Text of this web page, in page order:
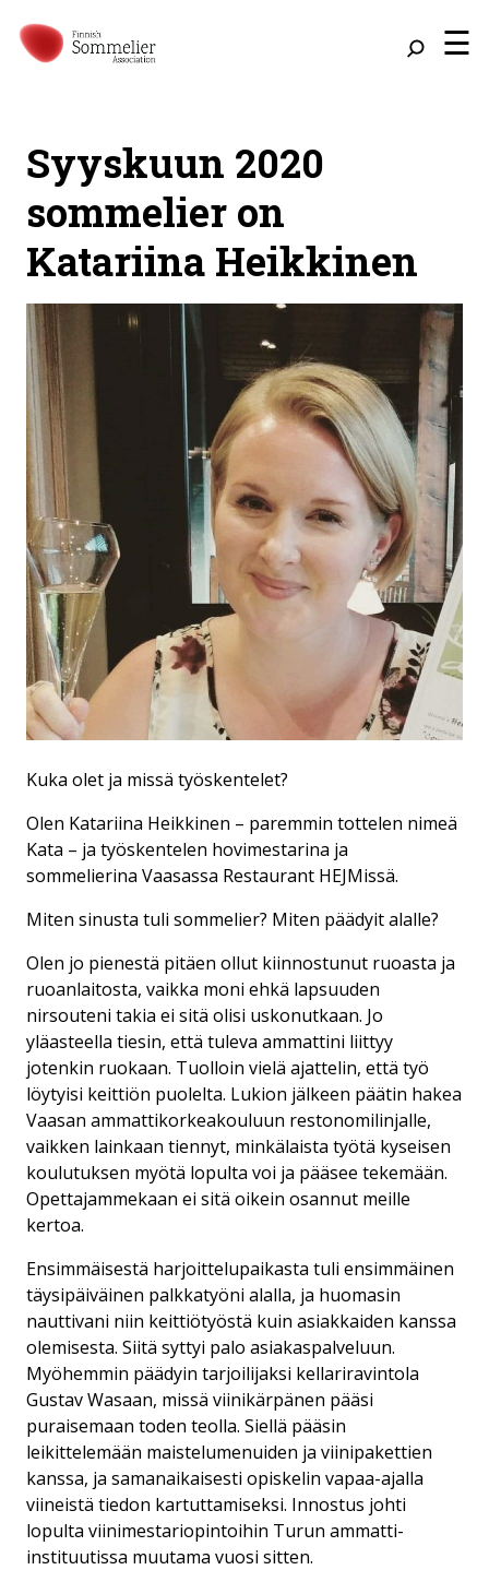
☰
Syyskuun 2020
sommelier on
Katariina Heikkinen
Kuka olet ja missä työskentelet?
Olen Katariina Heikkinen – paremmin tottelen nimeä
Kata – ja työskentelen hovimestarina ja
sommelierina Vaasassa Restaurant HEJMissä.
Miten sinusta tuli sommelier? Miten päädyit alalle?
Olen jo pienestä pitäen ollut kiinnostunut ruoasta ja
ruoanlaitosta, vaikka moni ehkä lapsuuden
nirsouteni takia ei sitä olisi uskonutkaan. Jo
yläasteella tiesin, että tuleva ammattini liittyy
jotenkin ruokaan. Tuolloin vielä ajattelin, että työ
löytyisi keittiön puolelta. Lukion jälkeen päätin hakea
Vaasan ammattikorkeakouluun restonomilinjalle,
vaikken lainkaan tiennyt, minkälaista työtä kyseisen
koulutuksen myötä lopulta voi ja pääsee tekemään.
Opettajammekaan ei sitä oikein osannut meille
kertoa.
Ensimmäisestä harjoittelupaikasta tuli ensimmäinen
täysipäiväinen palkkatyöni alalla, ja huomasin
nauttivani niin keittiötyöstä kuin asiakkaiden kanssa
olemisesta. Siitä syttyi palo asiakaspalveluun.
Myöhemmin päädyin tarjoilijaksi kellariravintola
Gustav Wasaan, missä viinikärpänen pääsi
puraisemaan toden teolla. Siellä pääsin
leikittelemään maistelumenuiden ja viinipakettien
kanssa, ja samanaikaisesti opiskelin vapaa-ajalla
viineistä tiedon kartuttamiseksi. Innostus johti
lopulta viinimestariopintoihin Turun ammatti-
instituutissa muutama vuosi sitten.